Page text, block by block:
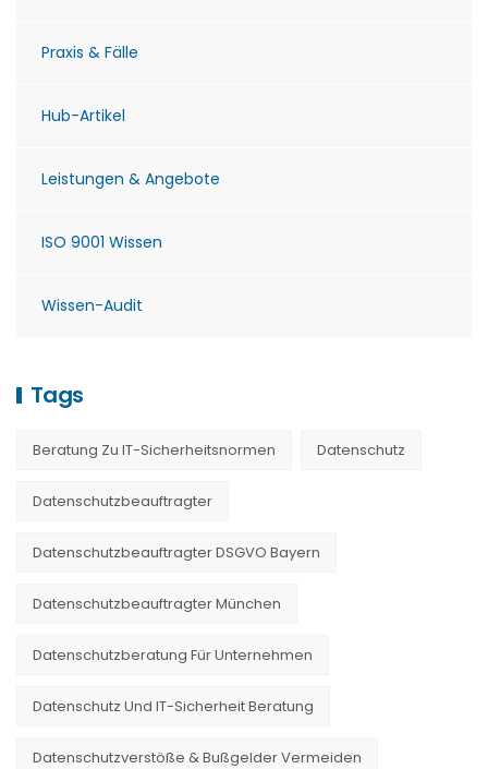
Praxis & Fälle
Hub-Artikel
Leistungen & Angebote
ISO 9001 Wissen
Wissen-Audit
Tags
Beratung Zu IT-Sicherheitsnormen Datenschutz
Datenschutzbeauftragter
Datenschutzbeauftragter DSGVO Bayern
Datenschutzbeauftragter München
Datenschutzberatung Für Unternehmen
Datenschutz Und IT-Sicherheit Beratung
Datenschutzverstöße & Bußgelder Vermeiden